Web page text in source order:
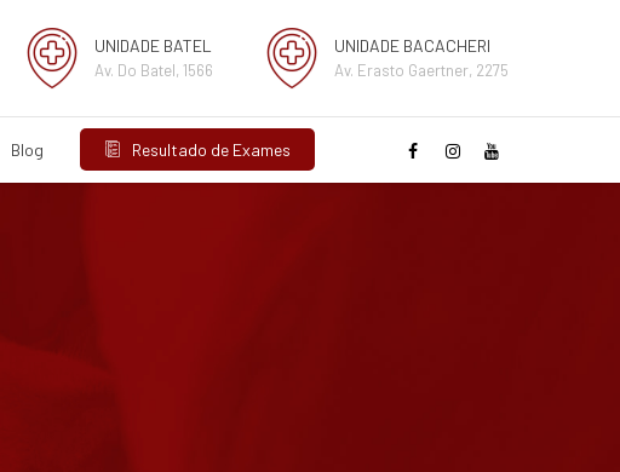
UNIDADE BATEL
Av. Do Batel, 1566
UNIDADE BACACHERI
Av. Erasto Gaertner, 2275
Blog Resultado de Exames